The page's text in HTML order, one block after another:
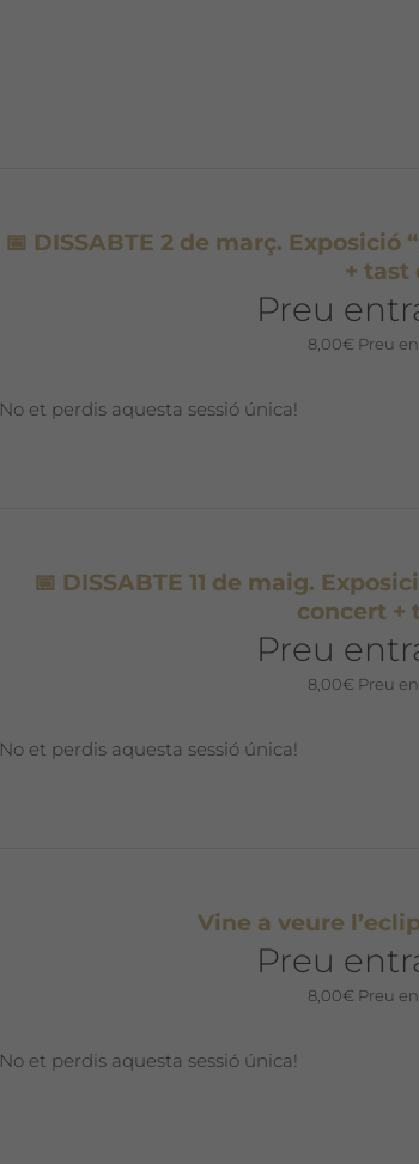
📅 DISSABTE 2 de març.
+ tast
Preu
8,00€ Preu
No et perdis aquesta sessió única!
📅 DISSABTE 11 de maig.
concert +
Preu
8,00€ Preu
No et perdis aquesta sessió única!
Vine a veure
Preu
8,00€ Preu
No et perdis aquesta sessió única!